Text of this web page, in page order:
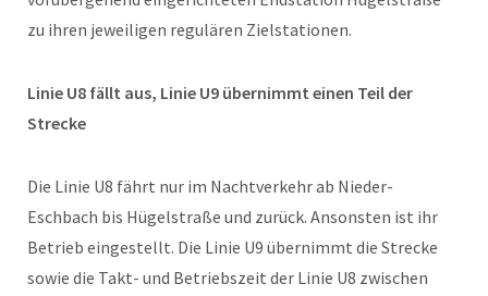
zu ihren jeweiligen regulären Zielstationen.
Linie U8 fällt aus, Linie U9 übernimmt einen Teil der
Strecke
Die Linie U8 fährt nur im Nachtverkehr ab Nieder-
Eschbach bis Hügelstraße und zurück. Ansonsten ist ihr
Betrieb eingestellt. Die Linie U9 übernimmt die Strecke
sowie die Takt- und Betriebszeit der Linie U8 zwischen